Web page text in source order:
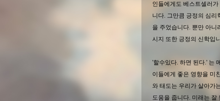
인들에게도 베스트셀러
니다. 그만큼 긍정의 심리
을 주었습니다. 뿐만 아니
시지 또한 긍정의 신학입
'할수있다. 하면 된다.' 는
이들에게 좋은 영향을 미
와 태도는 우리가 살아가
도움을 줍니다. 미래는 잘